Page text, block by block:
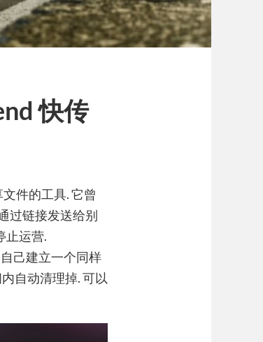
快传
件的工具. 它曾
过链接发送给别
止运营.
己建立一个同样
自动清理掉. 可以